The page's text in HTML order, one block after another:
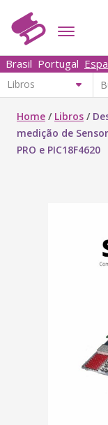
Brasil Portugal
Home / Libros /
medição de
PRO e PIC18F4620